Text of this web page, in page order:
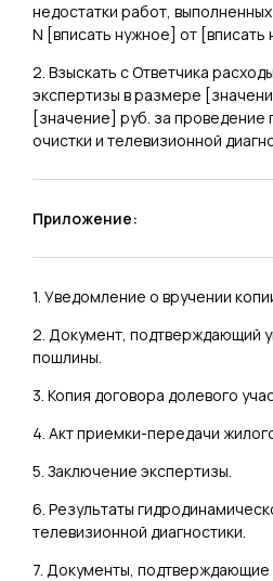
недостатки работ,
N [вписать нужное] от [вписать
2. Взыскать с Ответчика
экспертизы в размере [
[значение] руб. за проведение
очистки и телевизионной
Приложение:
1. Уведомление о вручении
2. Документ, подтверждающий
пошлины.
3. Копия договора долевого
4. Акт приемки-передачи
5. Заключение экспертизы.
6. Результаты
телевизионной диагностики.
7. Документы, подтверждающие